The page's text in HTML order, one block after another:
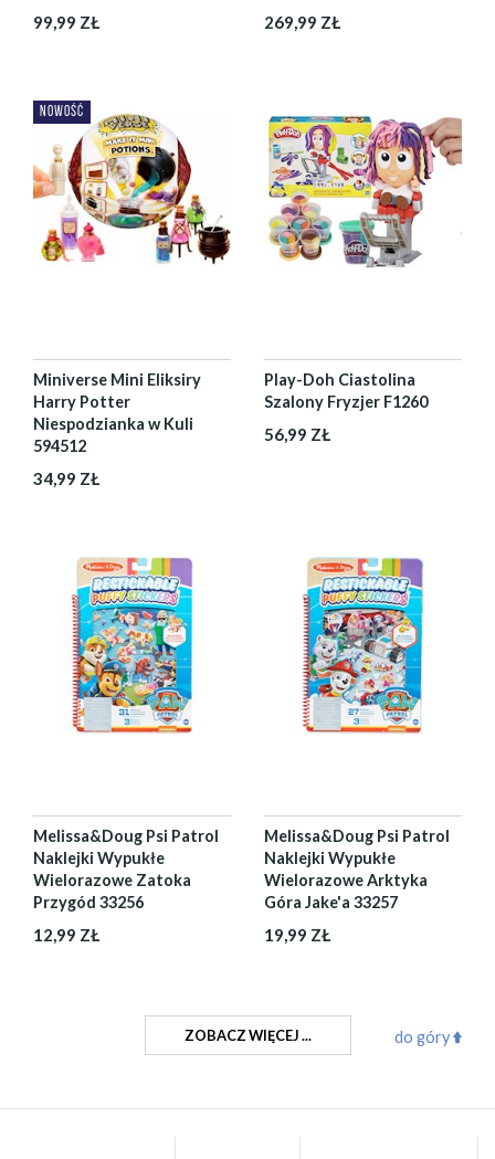
99,99 ZŁ 269,99 ZŁ
NOWOŚĆ
Miniverse Mini Eliksiry
Harry Potter
Niespodzianka w Kuli
594512
34,99 ZŁ
Play-Doh Ciastolina
Szalony Fryzjer F1260
56,99 ZŁ
Melissa&Doug Psi Patrol
Naklejki Wypukłe
Wielorazowe Zatoka
Przygód 33256
12,99 ZŁ
Melissa&Doug Psi Patrol
Naklejki Wypukłe
Wielorazowe Arktyka
Góra Jake'a 33257
19,99 ZŁ
ZOBACZ WIĘCEJ ... do góry